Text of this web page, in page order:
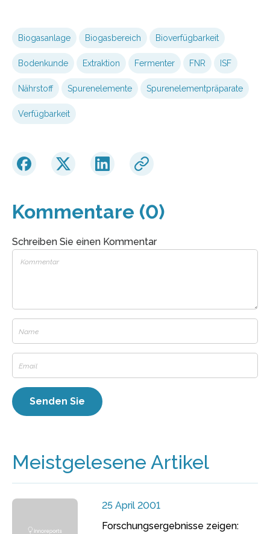
Biogasanlage Biogasbereich Bioverfügbarkeit
Bodenkunde Extraktion Fermenter FNR ISF
Nährstoff Spurenelemente Spurenelementpräparate
Verfügbarkeit
Kommentare (0)
Schreiben Sie einen Kommentar
Meistgelesene Artikel
25 April 2001
Forschungsergebnisse zeigen: